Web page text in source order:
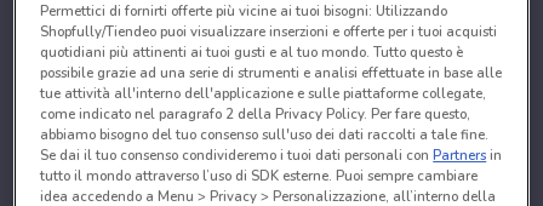
Permettici di fornirti offerte più vicine ai tuoi bisogni: Utilizzando
Shopfully/Tiendeo puoi visualizzare inserzioni e offerte per i tuoi acquisti
quotidiani più attinenti ai tuoi gusti e al tuo mondo. Tutto questo è
possibile grazie ad una serie di strumenti e analisi effettuate in base alle
tue attività all'interno dell'applicazione e sulle piattaforme collegate,
come indicato nel paragrafo 2 della Privacy Policy. Per fare questo,
abbiamo bisogno del tuo consenso sull'uso dei dati raccolti a tale fine.
Se dai il tuo consenso condivideremo i tuoi dati personali conPartnersin
tutto il mondo attraverso l’uso di SDK esterne. Puoi sempre cambiare
idea accedendo a Menu > Privacy > Personalizzazione, all’interno della